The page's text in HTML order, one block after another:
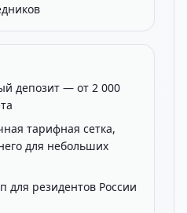
депозит — от 2 000
тарифная сетка,
для небольших
для резидентов России